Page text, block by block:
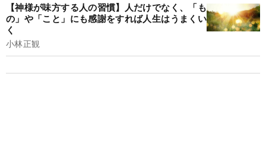
【神様が味方する人の習慣】人だけでなく、「も
の」や「こと」にも感謝をすれば人生はうまくい
く
小林正観